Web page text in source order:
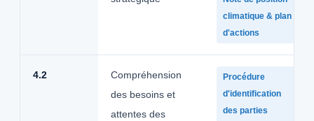
climatique & plan
d'actions
4.2
Compréhension
des besoins et
attentes des
Procédure
d'identification
des parties